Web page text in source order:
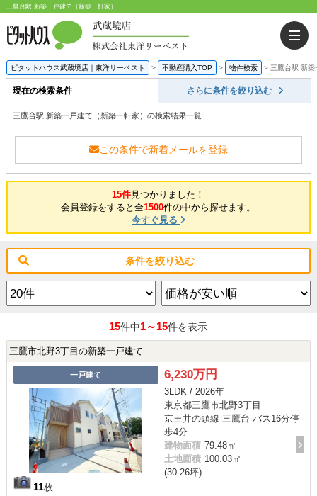
三鷹台駅 新築一戸建て（新築一軒家）
ピタットハウス武蔵境店｜東洋リーベスト > 不動産購入TOP > 物件検索 > 三鷹台駅 新
現在の検索条件 さらに条件を絞り込む
三鷹台駅 新築一戸建て（新築一軒家）の検索結果一覧
この条件で新着メールを登録
15件見つかりました！
会員登録をすると全1500件の中から探せます。
今すぐ見る
条件を絞り込む
15件中1～15件を表示
三鷹市北野3丁目の新築一戸建て
一戸建て
11枚
6,230万円
3LDK / 2026年
東京都三鷹市北野3丁目
京王井の頭線 三鷹台 バス16分停
歩4分
建物面積 79.48㎡
土地面積 100.03㎡
(30.26坪)